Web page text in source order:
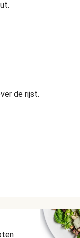
de rijst.